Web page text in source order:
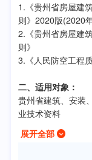
1.《贵州省房屋建
则》2020版(2020
2.《贵州省房屋建
则》
3.《人民防空工程
二、适用对象：
贵州省建筑、安装
业技术资料
三、包含内容：
展开全部